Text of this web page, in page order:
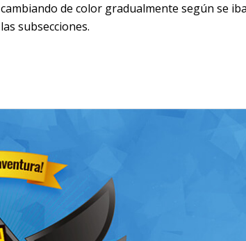
cambiando de color gradualmente según se
las subsecciones.